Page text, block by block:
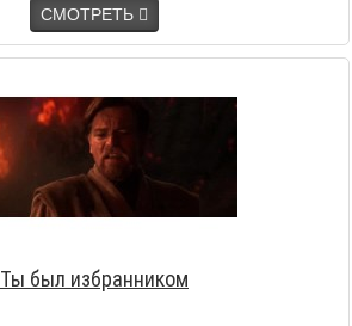
СМОТРЕТЬ
Ты был избранником